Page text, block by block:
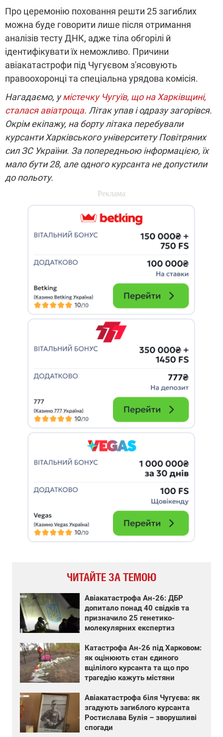
Про церемонію поховання решти 25 загиблих
можна буде говорити лише після отримання
аналізів тесту ДНК, адже тіла обгорілі й
ідентифікувати їх неможливо. Причини
авіакатастрофи під Чугуєвом з'ясовують
правоохоронці та спеціальна урядова комісія.
Нагадаємо, умістечку Чугуїв, що на Харківщині,
сталася авіатроща. Літак упав і одразу загорівся.
Окрім екіпажу, на борту літака перебували
курсанти Харківського університету Повітряних
сил ЗС України. За попередньою інформацією, їх
мало бути 28, але одного курсанта не допустили
до польоту.
ЧИТАЙТЕ ЗА ТЕМОЮ
Авіакатастрофа Ан-26: ДБР
допитало понад 40 свідків та
призначило 25 генетико-
молекулярних експертиз
Катастрофа Ан-26 під Харковом:
як оцінюють стан єдиного
вцілілого курсанта та що про
трагедію кажуть містяни
Авіакатастрофа біля Чугуєва: як
згадують загиблого курсанта
Ростислава Булія – зворушливі
спогади